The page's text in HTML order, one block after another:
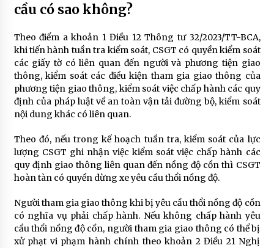
cầu có sao không?
Theo điểm a khoản 1 Điều 12 Thông tư 32/2023/TT-BCA,
khi tiến hành tuần tra kiểm soát, CSGT có quyền kiểm soát
các giấy tờ có liên quan đến người và phương tiện giao
thông, kiểm soát các điều kiện tham gia giao thông của
phương tiện giao thông, kiểm soát việc chấp hành các quy
định của pháp luật về an toàn vận tải đường bộ, kiểm soát
nội dung khác có liên quan.
Theo đó, nếu trong kế hoạch tuần tra, kiểm soát của lực
lượng CSGT ghi nhận việc kiểm soát việc chấp hành các
quy định giao thông liên quan đến nồng độ cồn thì CSGT
hoàn tàn có quyền dừng xe yêu cầu thổi nồng độ.
Người tham gia giao thông khi bị yêu cầu thổi nồng độ cồn
có nghĩa vụ phải chấp hành. Nếu không chấp hành yêu
cầu thổi nồng độ cồn, người tham gia giao thông có thể bị
xử phạt vi phạm hành chính theo khoản 2 Điều 21 Nghị